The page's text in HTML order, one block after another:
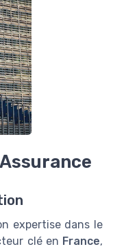
expertise dans le
clé en France,